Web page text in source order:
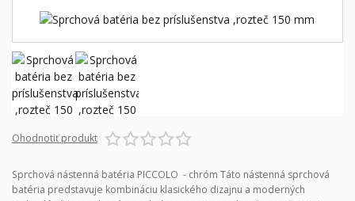
Ohodnotiť produkt
Sprchová nástenná batéria PICCOLO - chróm Táto nástenná sprchová
batéria predstavuje kombináciu klasického dizajnu a moderných